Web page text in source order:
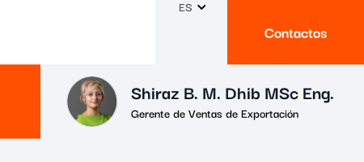
ES
Contactos
Shiraz B. M. Dhib MSc Eng.
Gerente de Ventas de Exportación